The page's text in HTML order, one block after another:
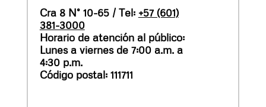
Cra 8 N° 10-65 / Tel: +57 (601)
381-3000
Horario de atención al público:
Lunes a viernes de 7:00 a.m. a
4:30 p.m.
Código postal: 111711